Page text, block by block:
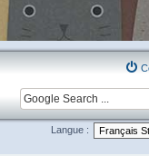
Langue :